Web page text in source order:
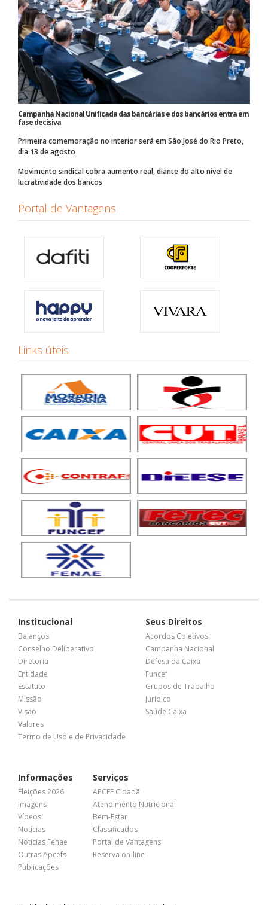
Campanha Nacional Unificada das bancárias e dos bancários entra em
fase decisiva
Primeira comemoração no interior será em São José do Rio Preto,
dia 13 de agosto
Movimento sindical cobra aumento real, diante do alto nível de
lucratividade dos bancos
Portal de Vantagens
Links úteis
Institucional
Balanços
Conselho Deliberativo
Diretoria
Entidade
Estatuto
Missão
Visão
Valores
Termo de Uso e de Privacidade
Seus Direitos
Acordos Coletivos
Campanha Nacional
Defesa da Caixa
Funcef
Grupos de Trabalho
Jurídico
Saúde Caixa
Informações
Eleições 2026
Imagens
Vídeos
Notícias
Notícias Fenae
Outras Apcefs
Publicações
Serviços
APCEF Cidadã
Atendimento Nutricional
Bem-Estar
Classificados
Portal de Vantagens
Reserva on-line